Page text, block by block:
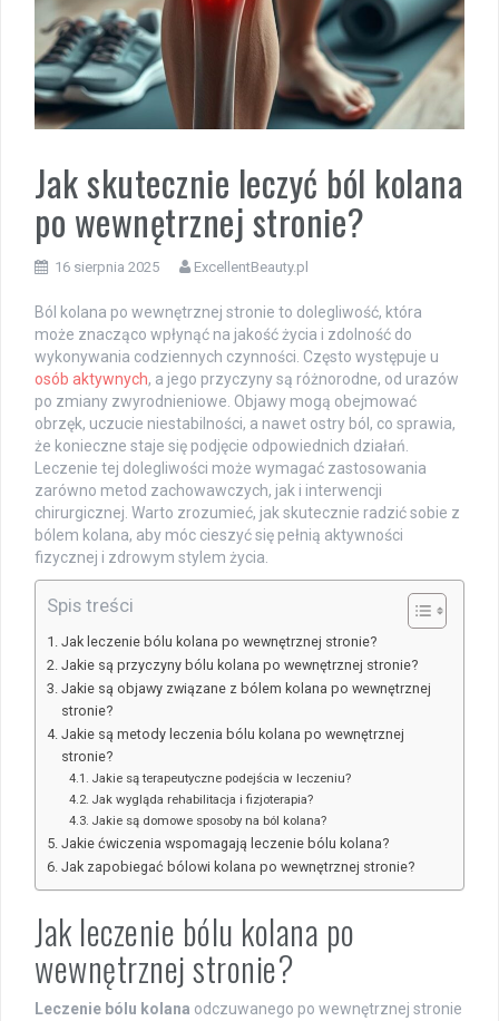
Jak skutecznie leczyć ból kolana
po wewnętrznej stronie?
16 sierpnia 2025 ExcellentBeauty.pl
Ból kolana po wewnętrznej stronie to dolegliwość, która
może znacząco wpłynąć na jakość życia i zdolność do
wykonywania codziennych czynności. Często występuje u
osób aktywnych, a jego przyczyny są różnorodne, od urazów
po zmiany zwyrodnieniowe. Objawy mogą obejmować
obrzęk, uczucie niestabilności, a nawet ostry ból, co sprawia,
że konieczne staje się podjęcie odpowiednich działań.
Leczenie tej dolegliwości może wymagać zastosowania
zarówno metod zachowawczych, jak i interwencji
chirurgicznej. Warto zrozumieć, jak skutecznie radzić sobie z
bólem kolana, aby móc cieszyć się pełnią aktywności
fizycznej i zdrowym stylem życia.
Spis treści
Jak leczenie bólu kolana po wewnętrznej stronie?
Jakie są przyczyny bólu kolana po wewnętrznej stronie?
Jakie są objawy związane z bólem kolana po wewnętrznej
stronie?
Jakie są metody leczenia bólu kolana po wewnętrznej
stronie?
Jakie są terapeutyczne podejścia w leczeniu?
Jak wygląda rehabilitacja i fizjoterapia?
Jakie są domowe sposoby na ból kolana?
Jakie ćwiczenia wspomagają leczenie bólu kolana?
Jak zapobiegać bólowi kolana po wewnętrznej stronie?
Jak leczenie bólu kolana po
wewnętrznej stronie?
Leczenie bólu kolana odczuwanego po wewnętrznej stronie